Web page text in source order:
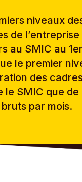
niveaux
de
au SMIC au
le premier
des
le SMIC que de
par mois.